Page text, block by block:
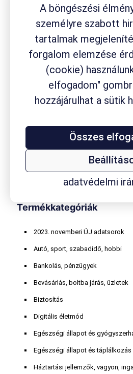
A böngészési
személyre szabott
tartalmak
forgalom elemzése
(cookie)
elfogadom"
hozzájárulhat a sütik
Összes
adatvédelmi
Termék címkék
Aleve Ambrobene Aspirin Canesten
gyógyszer
gyógyszertár
kávéfogyasztás köhögés
online játék
TESCO
Termékkategóriák
2023. novemberi ÚJ adatsorok
Autó, sport, szabadidő, hobbi
Bankolás, pénzügyek
Bevásárlás, boltba járás, üzletek
Biztosítás
Digitális életmód
Egészségi állapot és
Egészségi állapot és táplálkozás
Háztartási jellemzők, vagyon,